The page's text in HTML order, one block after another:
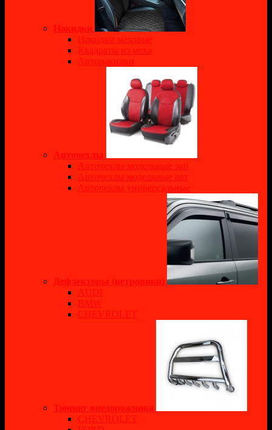
Накидки
Накидки меховые
Квадраты из меха
Автонакидки
Авточехлы
Авточехлы модельные эко
Авточехлы модельные авт
Авточехлы универсальные
Дефлекторы (ветровики)
AUDI
BMW
CHEVROLET
Тюнинг внедорожника
CHEVROLET